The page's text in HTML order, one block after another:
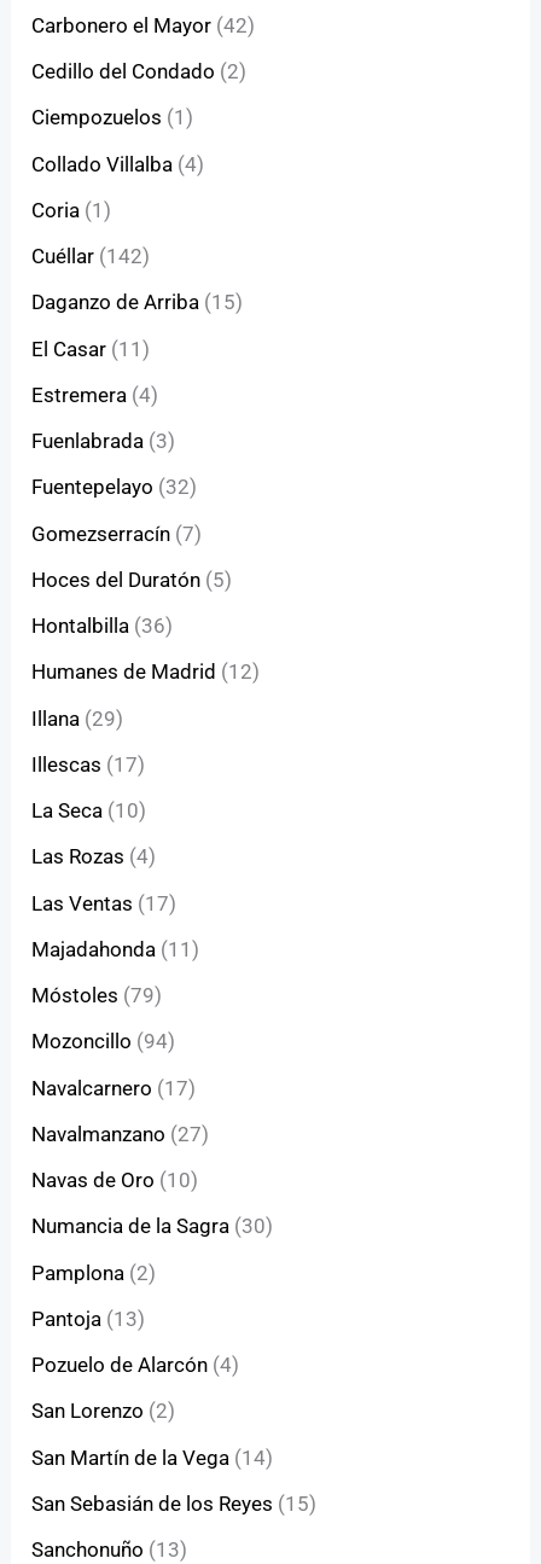
Carbonero el Mayor (42)
Cedillo del Condado (2)
Ciempozuelos (1)
Collado Villalba (4)
Coria (1)
Cuéllar (142)
Daganzo de Arriba (15)
El Casar (11)
Estremera (4)
Fuenlabrada (3)
Fuentepelayo (32)
Gomezserracín (7)
Hoces del Duratón (5)
Hontalbilla (36)
Humanes de Madrid (12)
Illana (29)
Illescas (17)
La Seca (10)
Las Rozas (4)
Las Ventas (17)
Majadahonda (11)
Móstoles (79)
Mozoncillo (94)
Navalcarnero (17)
Navalmanzano (27)
Navas de Oro (10)
Numancia de la Sagra (30)
Pamplona (2)
Pantoja (13)
Pozuelo de Alarcón (4)
San Lorenzo (2)
San Martín de la Vega (14)
San Sebasián de los Reyes (15)
Sanchonuño (13)